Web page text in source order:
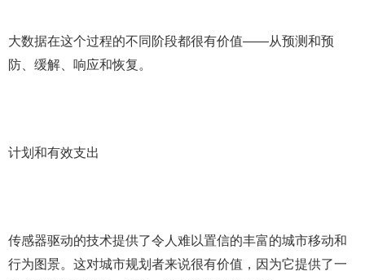
大数据在这个过程的不同阶段都很有价值——从预测和预
防、缓解、响应和恢复。
计划和有效支出
传感器驱动的技术提供了令人难以置信的丰富的城市移动和
行为图景。这对城市规划者来说很有价值，因为它提供了一